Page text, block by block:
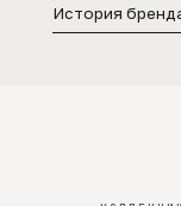
История